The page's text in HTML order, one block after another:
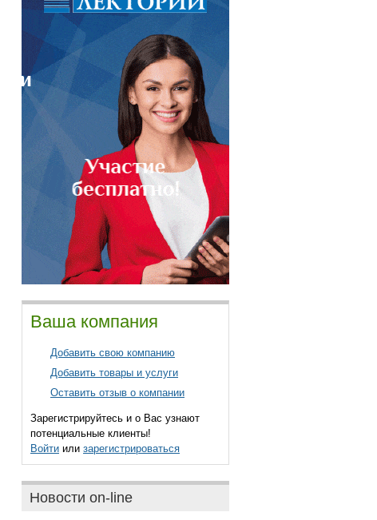
Ваша компания
Добавить свою компанию
Добавить товары и услуги
Оставить отзыв о компании
Зарегистрируйтесь и о Вас узнают
потенциальные клиенты!
Войти или зарегистрироваться
Новости on-line